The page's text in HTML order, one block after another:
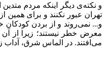
و نکته‌ی دیگر اینکه مردم
تهران عبور نکنند و برای
و... نمی‌روند و از بردن کودکان
معرض خطر نیستند؛ زیرا از
می‌افتند. در الماس شرق، آداب